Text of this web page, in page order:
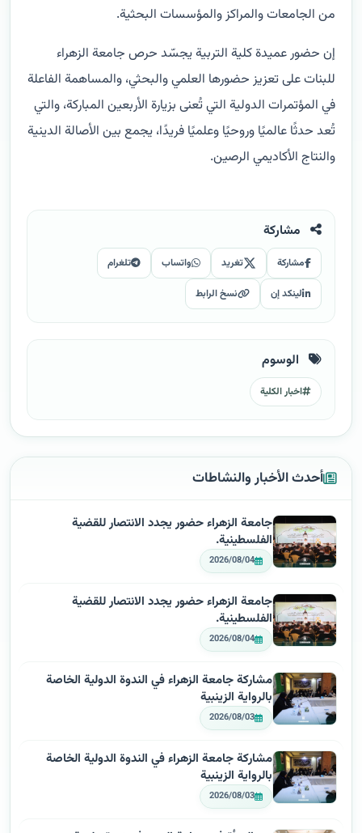
من الجامعات والمراكز والمؤسسات البحثية.
إن حضور عميدة كلية التربية يجسّد حرص جامعة الزهراء
للبنات على تعزيز حضورها العلمي والبحثي، والمساهمة الفاعلة
في المؤتمرات الدولية التي تُعنى بزيارة الأربعين المباركة، والتي
تُعد حدثًا عالميًا وروحيًا وعلميًا فريدًا، يجمع بين الأصالة الدينية
والنتاج الأكاديمي الرصين.
مشاركة
مشاركة تغريد واتساب تلغرام
لينكد إن نسخ الرابط
الوسوم
اخبار الكلية
أحدث الأخبار والنشاطات
جامعة الزهراء حضور يجدد الانتصار للقضية
الفلسطينية.
2026/08/04
جامعة الزهراء حضور يجدد الانتصار للقضية
الفلسطينية.
2026/08/04
مشاركة جامعة الزهراء في الندوة الدولية الخاصة
بالرواية الزينبية
2026/08/03
مشاركة جامعة الزهراء في الندوة الدولية الخاصة
بالرواية الزينبية
2026/08/03